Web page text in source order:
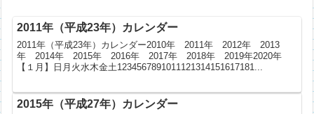
2011年（平成23年）カレンダー
2011年（平成23年）カレンダー2010年 2011年 2012年 2013
年 2014年 2015年 2016年 2017年 2018年 2019年2020年
【１月】日月火水木金土1234567891011121314151617181...
2015年（平成27年）カレンダー